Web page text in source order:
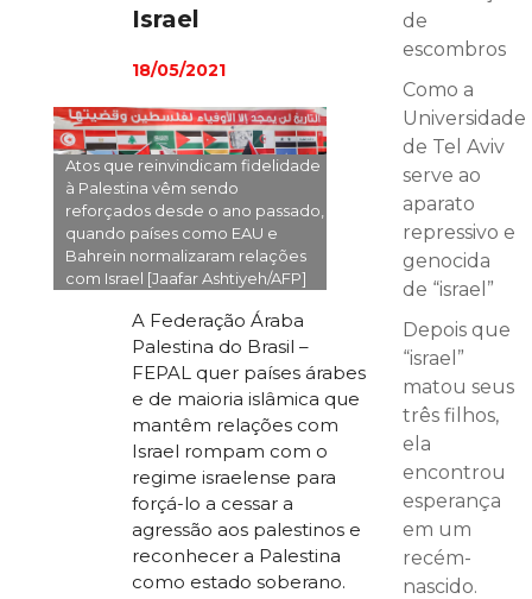
Israel
18/05/2021
Atos que reinvindicam fidelidade
à Palestina vêm sendo
reforçados desde o ano passado,
quando países como EAU e
Bahrein normalizaram relações
com Israel [Jaafar Ashtiyeh/AFP]
A Federação Áraba
Palestina do Brasil –
FEPAL quer países árabes
e de maioria islâmica que
mantêm relações com
Israel rompam com o
regime israelense para
forçá-lo a cessar a
agressão aos palestinos e
reconhecer a Palestina
como estado soberano.
de
escombros
Como a
Universidade
de Tel Aviv
serve ao
aparato
repressivo e
genocida
de “israel”
Depois que
“israel”
matou seus
três filhos,
ela
encontrou
esperança
em um
recém-
nascido.